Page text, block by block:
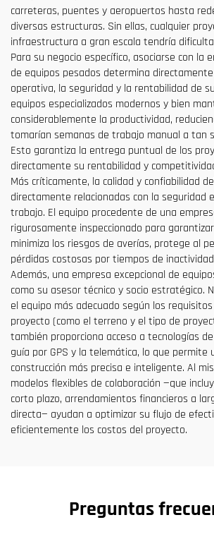
carreteras, puentes y aeropuertos hasta
diversas estructuras. Sin ellas, cualquier
infraestructura a gran escala tendría
Para su negocio específico, asociarse con la
de equipos pesados determina
operativa, la seguridad y la rentabilidad de
equipos especializados modernos y bien
considerablemente la productividad,
tomarían semanas de trabajo manual a tan
Esto garantiza la entrega puntual de los
directamente su rentabilidad y
Más críticamente, la calidad y confiabilidad
directamente relacionadas con la seguridad
trabajo. El equipo procedente de una
rigurosamente inspeccionado para
minimiza los riesgos de averías, protege al
pérdidas costosas por tiempos de
Además, una empresa excepcional de
como su asesor técnico y socio estratégico.
el equipo más adecuado según los
proyecto (como el terreno y el tipo de
también proporciona acceso a tecnologías
guía por GPS y la telemática, lo que permite
construcción más precisa e inteligente. Al
modelos flexibles de colaboración —que
corto plazo, arrendamientos financieros a
directa— ayudan a optimizar su flujo de
eficientemente los costos del proyecto.
Preguntas